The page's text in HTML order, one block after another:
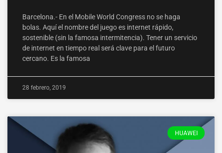
Barcelona.- En el Mobile World Congress no se haga
bolas. Aquí el nombre del juego es internet rápido,
sostenible (sin la famosa intermitencia). Tener un servicio
de internet en tiempo real será clave para el futuro
cercano. Es la famosa
28 febrero, 2019
HUAWEI